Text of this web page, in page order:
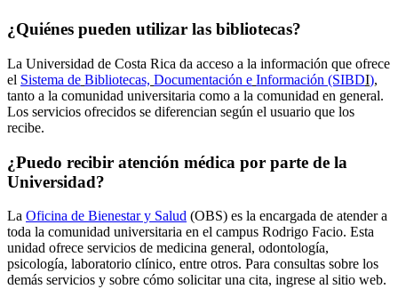
¿Quiénes pueden utilizar las bibliotecas?
La Universidad de Costa Rica da acceso a la información que ofrece
el Sistema de Bibliotecas, Documentación e Información (SIBDI),
tanto a la comunidad universitaria como a la comunidad en general.
Los servicios ofrecidos se diferencian según el usuario que los
recibe.
¿Puedo recibir atención médica por parte de la
Universidad?
La Oficina de Bienestar y Salud (OBS) es la encargada de atender a
toda la comunidad universitaria en el campus Rodrigo Facio. Esta
unidad ofrece servicios de medicina general, odontología,
psicología, laboratorio clínico, entre otros. Para consultas sobre los
demás servicios y sobre cómo solicitar una cita, ingrese al sitio web.